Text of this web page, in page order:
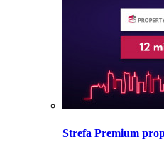
Strefa Premium